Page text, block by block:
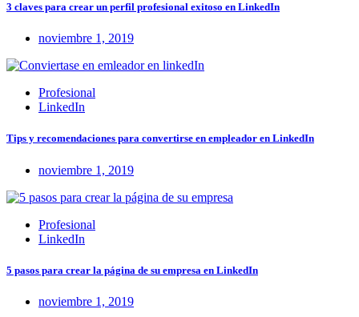
3 claves para crear un perfil profesional exitoso en LinkedIn
noviembre 1, 2019
Profesional
LinkedIn
Tips y recomendaciones para convertirse en empleador en LinkedIn
noviembre 1, 2019
Profesional
LinkedIn
5 pasos para crear la página de su empresa en LinkedIn
noviembre 1, 2019